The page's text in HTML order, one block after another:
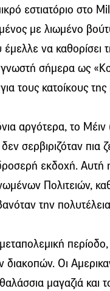
εστιατόριο στο
με λιωμένο
έμελλε να καθορίσει
σήμερα ως
τους κατοίκους
αργότερα, το
σερβιριζόταν πια
εκδοχή. Αυτή
Πολιτειών,
την
διακοπών. Οι
μαγαζιά και